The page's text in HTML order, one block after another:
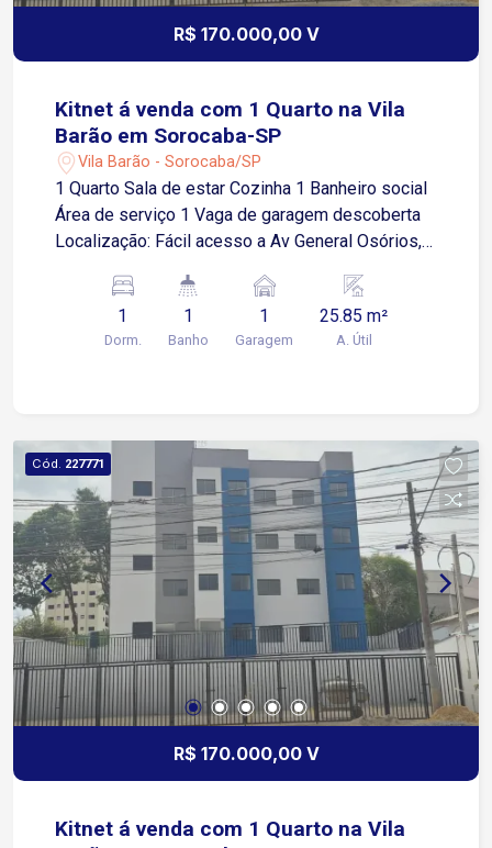
R$ 170.000,00 V
Kitnet á venda com 1 Quarto na Vila
Barão em Sorocaba-SP
Vila Barão - Sorocaba/SP
1 Quarto Sala de estar Cozinha 1 Banheiro social
Área de serviço 1 Vaga de garagem descoberta
Localização: Fácil acesso a Av General Osórios,
comércios em geral.
1
Dorm.
1
Banho
1
Garagem
25.85 m²
A. Útil
Cód. 227771
R$ 170.000,00 V
Kitnet á venda com 1 Quarto na Vila